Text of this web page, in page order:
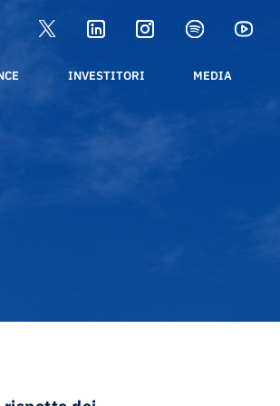
INVESTITORI MEDIA